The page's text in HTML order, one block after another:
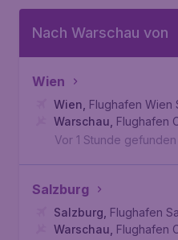
Nach Warschau von
Wien
Wien Flughafen Wien
Warschau Flughafen
Vor 1 Stunde gefunden
Salzburg
Salzburg Flughafen
Warschau Flughafen